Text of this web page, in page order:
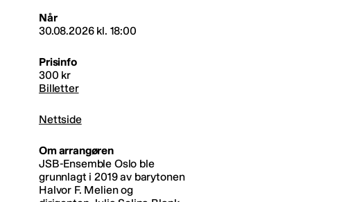
Når
30.08.2026 kl. 18:00
Prisinfo
300 kr
Billetter
Nettside
Om arrangøren
JSB-Ensemble Oslo ble
grunnlagt i 2019 av barytonen
Halvor F. Melien og